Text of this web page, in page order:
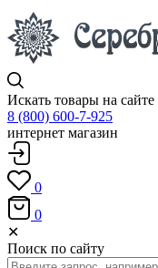
Искать товары на сайте
8 (800) 600-7-925
интернет магазин
0
0
✕
Поиск по сайту